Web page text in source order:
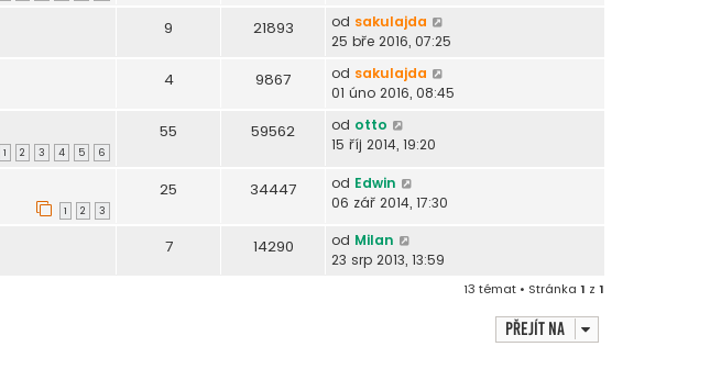
9 21893 od sakulajda
25 bře 2016, 07:25
4 9867 od sakulajda
01 úno 2016, 08:45
1 2 3 4 5 6
55 59562 od otto
15 říj 2014, 19:20
1 2 3
25 34447 od Edwin
06 zář 2014, 17:30
7 14290 od Milan
23 srp 2013, 13:59
13 témat • Stránka 1 z 1
Přejít na